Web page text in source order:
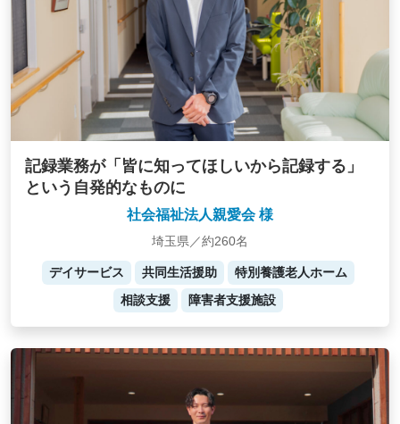
記録業務が「皆に知ってほしいから記録する」
という自発的なものに
社会福祉法人親愛会 様
埼玉県／約260名
デイサービス 共同生活援助
特別養護老人ホーム
相談支援
障害者支援施設